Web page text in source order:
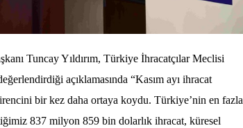
Tuncay Yıldırım, Türkiye İhracatçılar Meclisi
açıklamasında “Kasım ayı ihracat
bir kez daha ortaya koydu. Türkiye’nin en fazla
837 milyon 859 bin dolarlık ihracat, küresel